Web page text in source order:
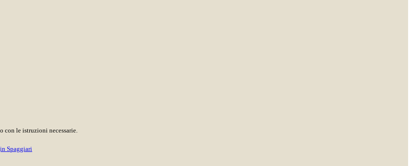
con le istruzioni necessarie.
Spaggiari